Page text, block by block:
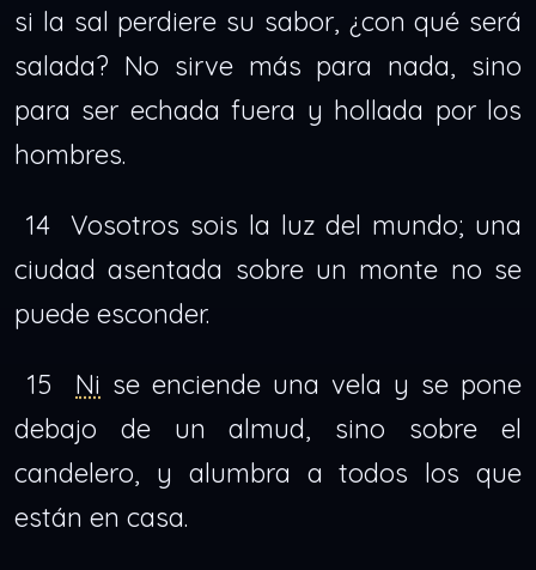
si la sal perdiere su sabor, ¿con qué será
salada? No sirve más para nada, sino
para ser echada fuera y hollada por los
hombres.
14 Vosotros sois la luz del mundo; una
ciudad asentada sobre un monte no se
puede esconder.
15 Ni se enciende una vela y se pone
debajo de un almud, sino sobre el
candelero, y alumbra a todos los que
están en casa.